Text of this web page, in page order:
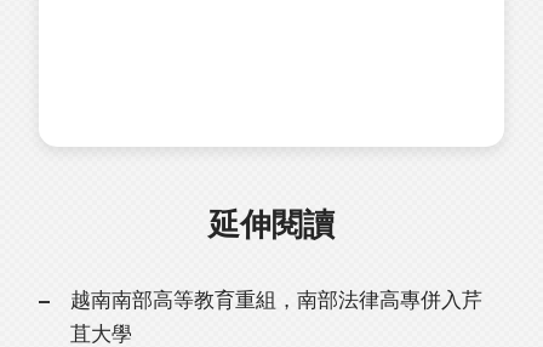
延伸閱讀
越南南部高等教育重組，南部法律高專併入芹
苴大學